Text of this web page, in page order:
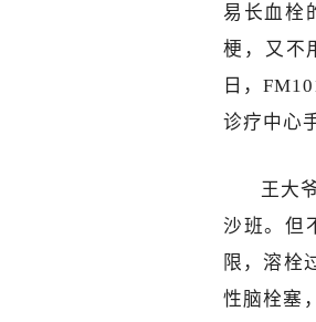
易长血栓
梗，又不
日，
诊疗中心
王大
沙班。但
限，溶栓
性脑栓塞